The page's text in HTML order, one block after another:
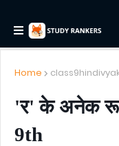
Home
'र' के अनेक रूप
9th